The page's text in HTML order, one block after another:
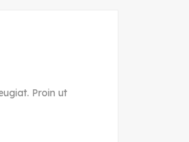
Proin ut